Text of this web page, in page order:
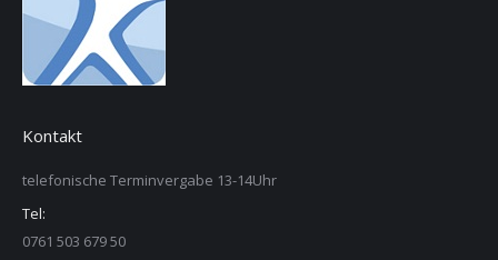
Kontakt
telefonische Terminvergabe 13-14Uhr
Tel:
0761 503 679 50